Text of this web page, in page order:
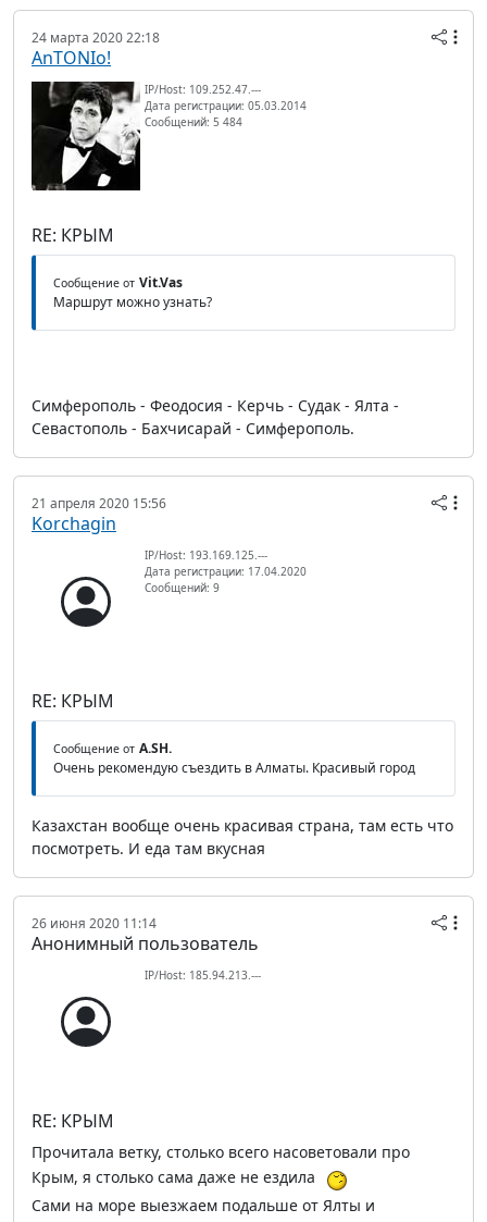
24 марта 2020 22:18
AnTONIo!
IP/Host: 109.252.47.---
Дата регистрации: 05.03.2014
Сообщений: 5 484
RE: КРЫМ
Сообщение от Vit.Vas
Маршрут можно узнать?
Симферополь - Феодосия - Керчь - Судак - Ялта -
Севастополь - Бахчисарай - Симферополь.
21 апреля 2020 15:56
Korchagin
IP/Host: 193.169.125.---
Дата регистрации: 17.04.2020
Сообщений: 9
RE: КРЫМ
Сообщение от A.SH.
Очень рекомендую съездить в Алматы. Красивый город
Казахстан вообще очень красивая страна, там есть что
посмотреть. И еда там вкусная
26 июня 2020 11:14
Анонимный пользователь
IP/Host: 185.94.213.---
RE: КРЫМ
Прочитала ветку, столько всего насоветовали про
Крым, я столько сама даже не ездила
Сами на море выезжаем подальше от Ялты и